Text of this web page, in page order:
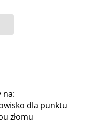
na:
dla punktu
złomu